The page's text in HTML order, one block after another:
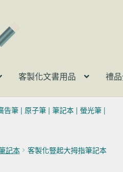
容
客製化文書用品 禮
告筆| 原子筆| 筆記本| 螢光筆|
記本 客製化豎起大拇指筆記本